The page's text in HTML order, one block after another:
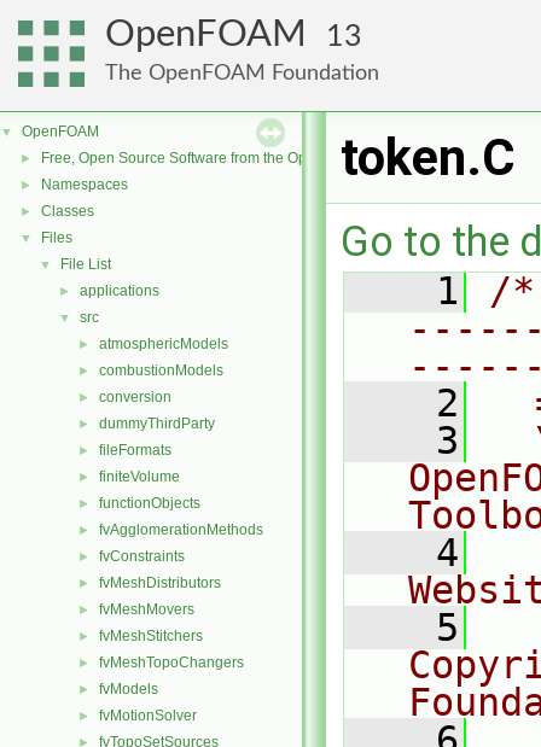
OpenFOAM 13
The OpenFOAM Foundation
▼ OpenFOAM
► Free, Open Source Software from the OpenFOAM Foundation
► Namespaces
► Classes
▼ Files
▼ File List
► applications
▼ src
► atmosphericModels
► combustionModels
► conversion
► dummyThirdParty
► fileFormats
► finiteVolume
► functionObjects
► fvAgglomerationMethods
► fvConstraints
► fvMeshDistributors
► fvMeshMovers
► fvMeshStitchers
► fvMeshTopoChangers
► fvModels
► fvMotionSolver
► fvTopoSetSources
token.C
Go to the
    1
/
    2
    3
    4
    5